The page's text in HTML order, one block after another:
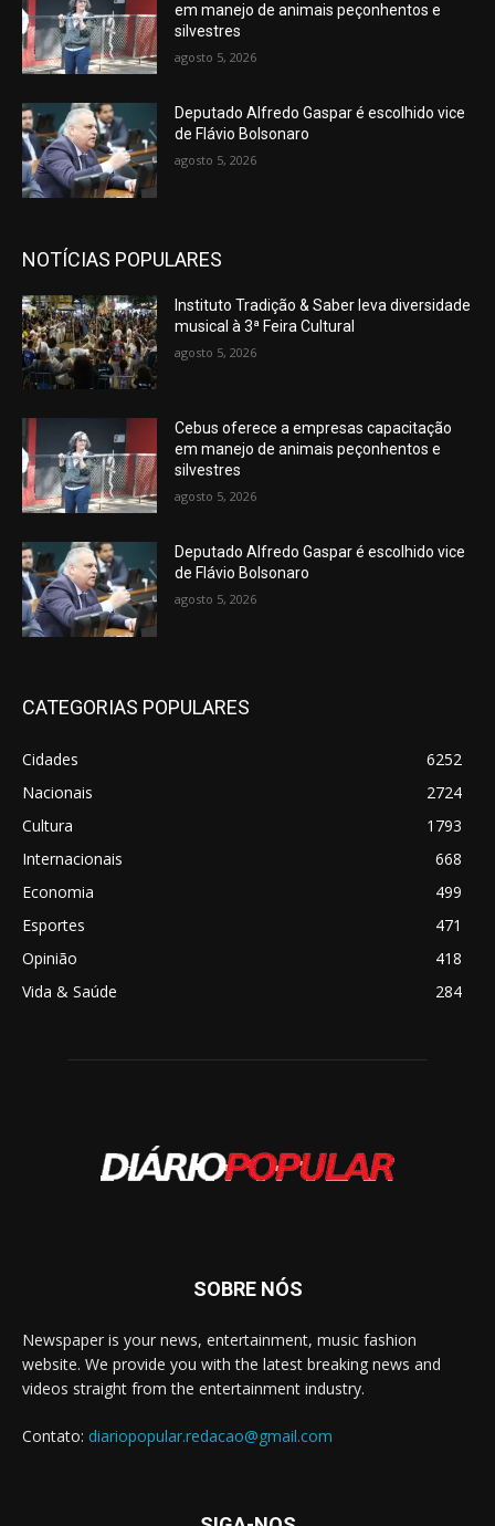
em manejo de animais peçonhentos e
silvestres
agosto 5, 2026
Deputado Alfredo Gaspar é escolhido vice
de Flávio Bolsonaro
agosto 5, 2026
NOTÍCIAS POPULARES
Instituto Tradição & Saber leva diversidade
musical à 3ª Feira Cultural
agosto 5, 2026
Cebus oferece a empresas capacitação
em manejo de animais peçonhentos e
silvestres
agosto 5, 2026
Deputado Alfredo Gaspar é escolhido vice
de Flávio Bolsonaro
agosto 5, 2026
CATEGORIAS POPULARES
Cidades
6252
Nacionais
2724
Cultura
1793
Internacionais
668
Economia
499
Esportes
471
Opinião
418
Vida & Saúde
284
SOBRE NÓS
Newspaper is your news, entertainment, music fashion
website. We provide you with the latest breaking news and
videos straight from the entertainment industry.
Contato: diariopopular.redacao@gmail.com